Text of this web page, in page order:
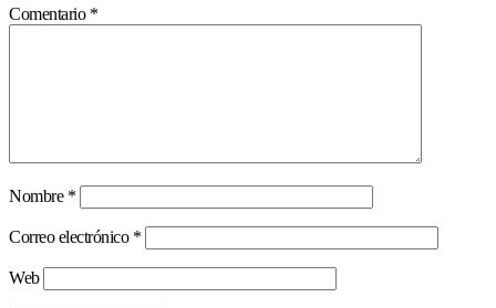
Comentario *
Nombre *
Correo electrónico *
Web